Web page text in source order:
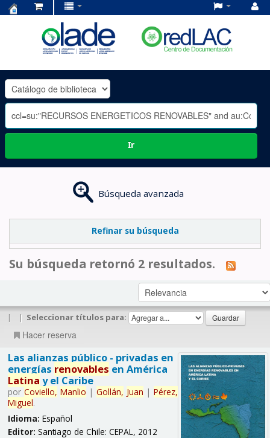
OLADE
-
Ir
Búsqueda avanzada
Refinar su búsqueda
Su búsqueda retornó 2 resultados.
| | Seleccionar títulos para:
Hacer reserva
Las alianzas público - privadas en
energías renovables en América
Latina y el Caribe
por Coviello, Manlio | Gollán, Juan | Pérez,
Miguel.
Idioma: Español
Editor: Santiago de Chile: CEPAL, 2012